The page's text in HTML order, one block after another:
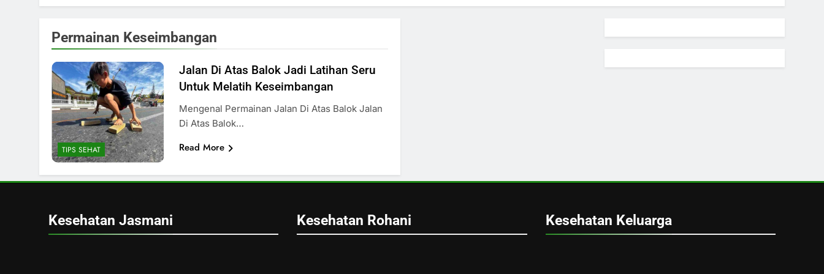
Permainan Keseimbangan
TIPS SEHAT
Jalan Di Atas Balok Jadi Latihan Seru
Untuk Melatih Keseimbangan
Mengenal Permainan Jalan Di Atas Balok Jalan
Di Atas Balok…
Read More
Kesehatan Jasmani Kesehatan Rohani Kesehatan Keluarga